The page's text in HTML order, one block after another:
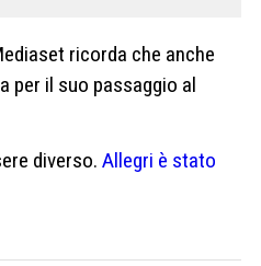
ricorda che anche
per il suo passaggio al
diverso. Allegri è stato